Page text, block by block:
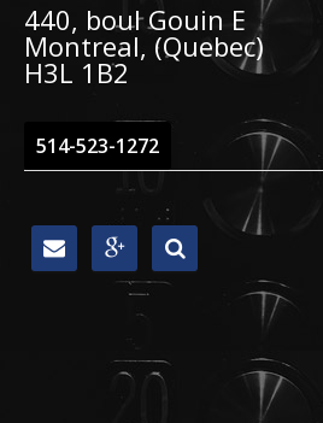
440, boul Gouin E
Montreal, (Quebec)
H3L 1B2
514-523-1272
  